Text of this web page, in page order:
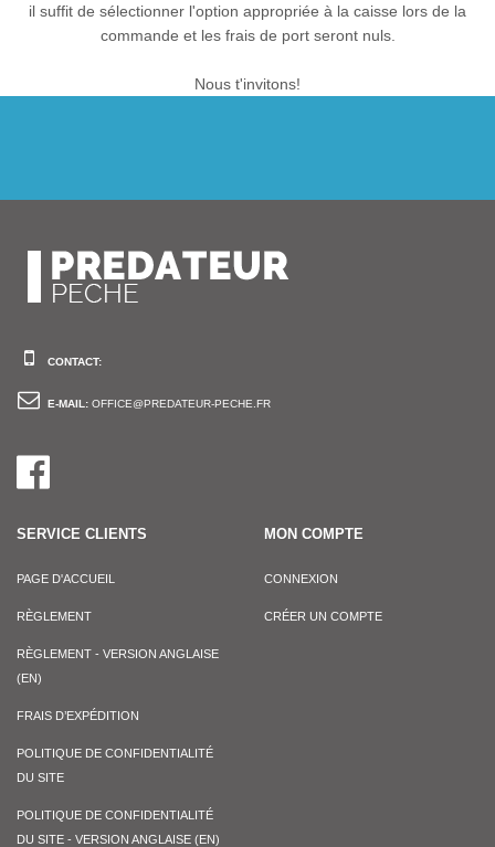
il suffit de sélectionner l'option appropriée à la caisse lors de la
commande et les frais de port seront nuls.
Nous t'invitons!
CONTACT:
E-MAIL: OFFICE@PREDATEUR-PECHE.FR
SERVICE CLIENTS
PAGE D'ACCUEIL
RÈGLEMENT
RÈGLEMENT - VERSION ANGLAISE
(EN)
FRAIS D’EXPÉDITION
POLITIQUE DE CONFIDENTIALITÉ
DU SITE
POLITIQUE DE CONFIDENTIALITÉ
DU SITE - VERSION ANGLAISE (EN)
MON COMPTE
CONNEXION
CRÉER UN COMPTE